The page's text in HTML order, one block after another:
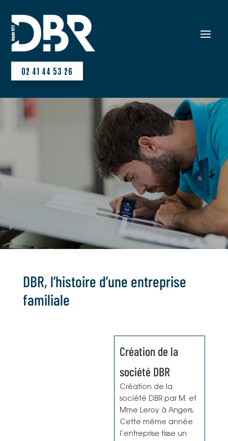
02 41 44 53 26
solutions d’impression
depuis 1972
DBR, l’histoire d’une entreprise
familiale
Création de la
société DBR
Création de la
société DBR par M. et
Mme Leroy à Angers.
Cette même année
l’entreprise tisse un